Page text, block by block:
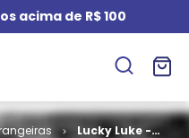
acima de R$ 100
Lucky Luke -